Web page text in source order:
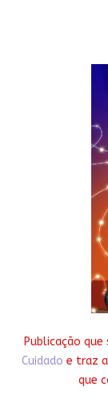
Publicação
Cuidado e traz
que